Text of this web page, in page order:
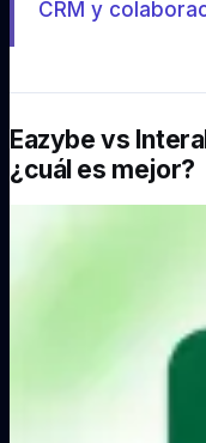
CRM y
Eazybe vs
¿cuál es mejor?